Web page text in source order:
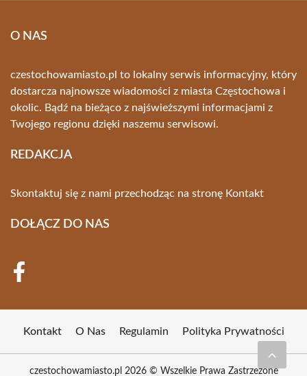
O NAS
czestochowamiasto.pl to lokalny serwis informacyjny, który
dostarcza najnowsze wiadomości z miasta Częstochowa i
okolic. Bądź na bieżąco z najświeższymi informacjami z
Twojego regionu dzięki naszemu serwisowi.
REDAKCJA
Skontaktuj się z nami przechodząc na stronę Kontakt
DOŁĄCZ DO NAS
Kontakt O Nas Regulamin Polityka Prywatności
czestochowamiasto.pl 2026 © Wszelkie Prawa Zastrzeżone